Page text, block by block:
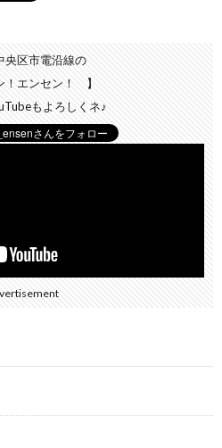
央区市電沿線の
！エンセン！ 】
もよろしくネ♪